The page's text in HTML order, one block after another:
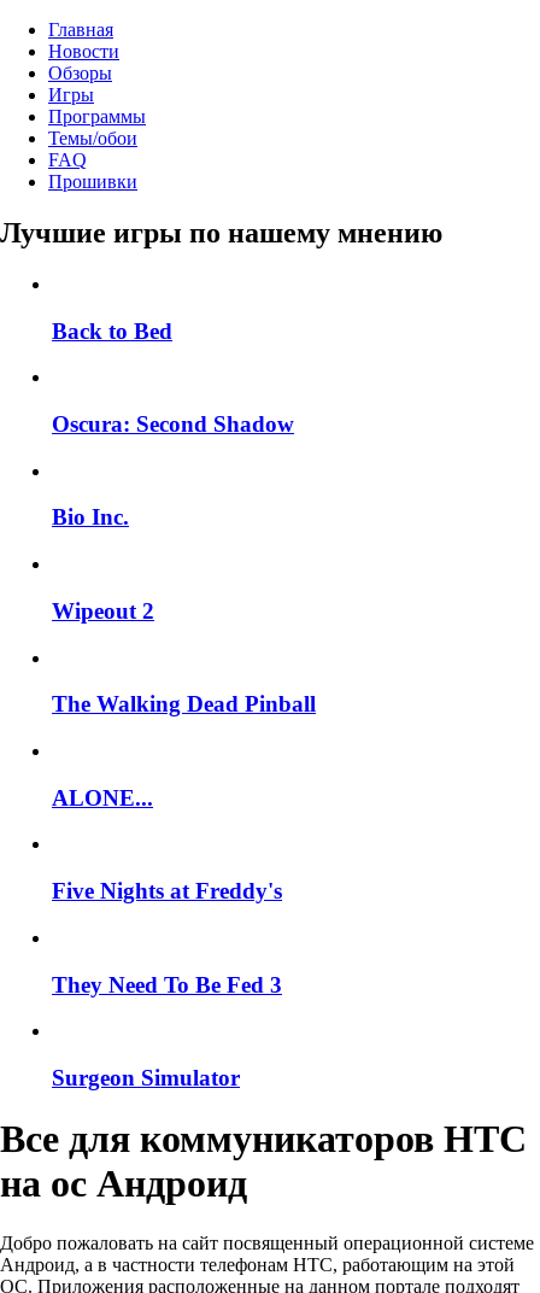
Главная
Новости
Обзоры
Игры
Программы
Темы/обои
FAQ
Прошивки
Лучшие игры по нашему мнению
Back to Bed
Oscura: Second Shadow
Bio Inc.
Wipeout 2
The Walking Dead Pinball
ALONE...
Five Nights at Freddy's
They Need To Be Fed 3
Surgeon Simulator
Все для коммуникаторов HTC
на ос Андроид
Добро пожаловать на сайт посвященный операционной системе
Андроид, а в частности телефонам HTC, работающим на этой
ОС. Приложения расположенные на данном портале подходят